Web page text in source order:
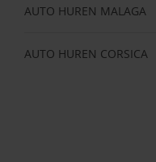
AUTO HUREN MALAGA
AUTO HUREN CORSICA